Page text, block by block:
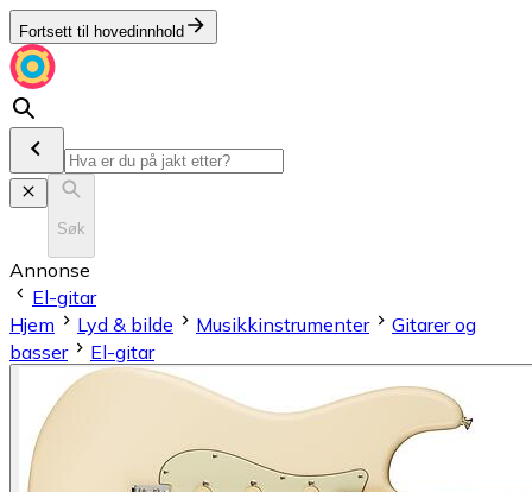
Fortsett til hovedinnhold
Søk
Annonse
El-gitar
Hjem
Lyd & bilde Musikkinstrumenter
Gitarer og
basser
El-gitar